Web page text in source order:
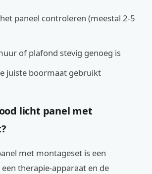
paneel controleren (meestal 2-5
of plafond stevig genoeg is
juiste boormaat gebruikt
licht panel met
met montageset is een
therapie-apparaat en de